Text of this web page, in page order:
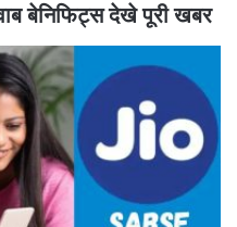
बेनिफिट्स देखे पूरी खबर